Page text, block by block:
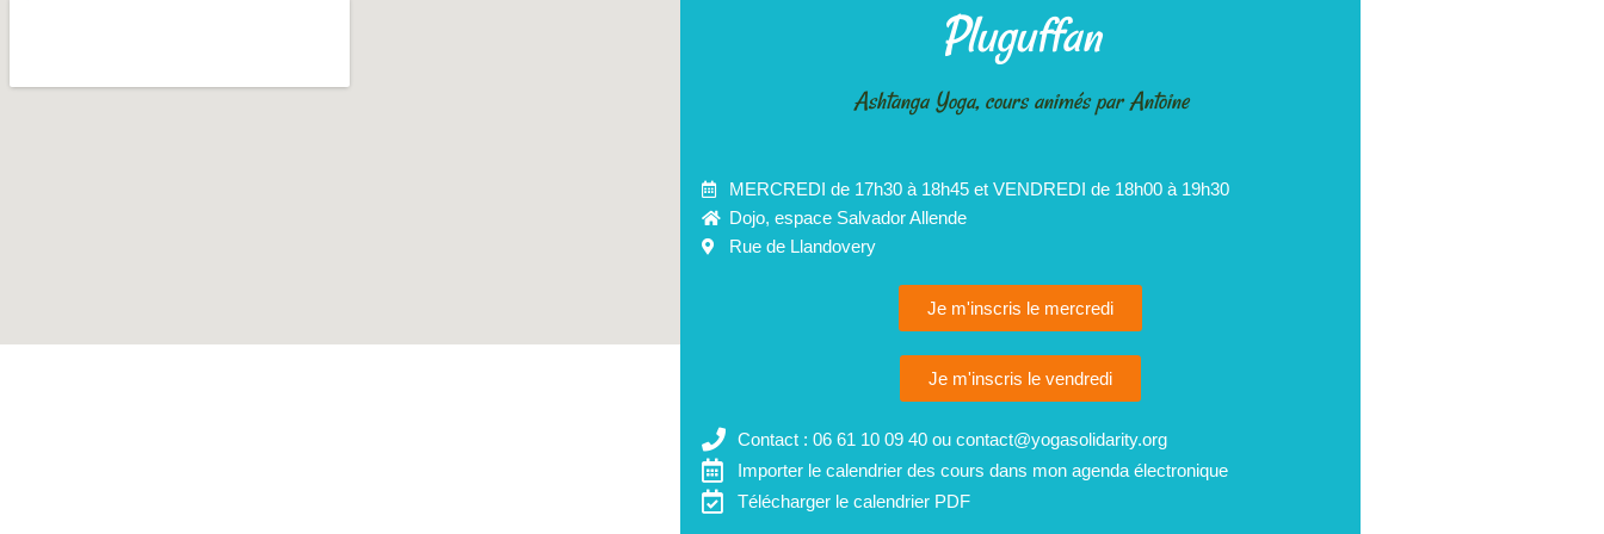
Pluguffan
Ashtanga Yoga, cours animés par Antoine
MERCREDI de 17h30 à 18h45 et VENDREDI de 18h00 à 19h30
Dojo, espace Salvador Allende
Rue de Llandovery
Je m'inscris le mercredi
Je m'inscris le vendredi
Contact : 06 61 10 09 40 ou contact@yogasolidarity.org
Importer le calendrier des cours dans mon agenda électronique
Télécharger le calendrier PDF